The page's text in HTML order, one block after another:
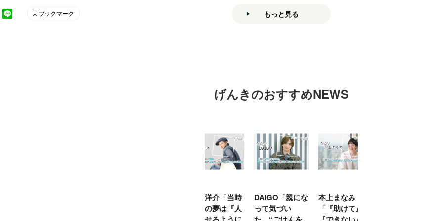
ブックマーク もっと見る
げんきのおすすめNEWS
窪塚洋介「当時
の俺の夢は『人
と話せるように
DAIGO「親にな
って気づい
た。“ごはんを
本上まなみ
「『助けて』
『できない』が